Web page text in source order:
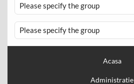
Please specify the group
Please specify the group
Acasa
Administratie